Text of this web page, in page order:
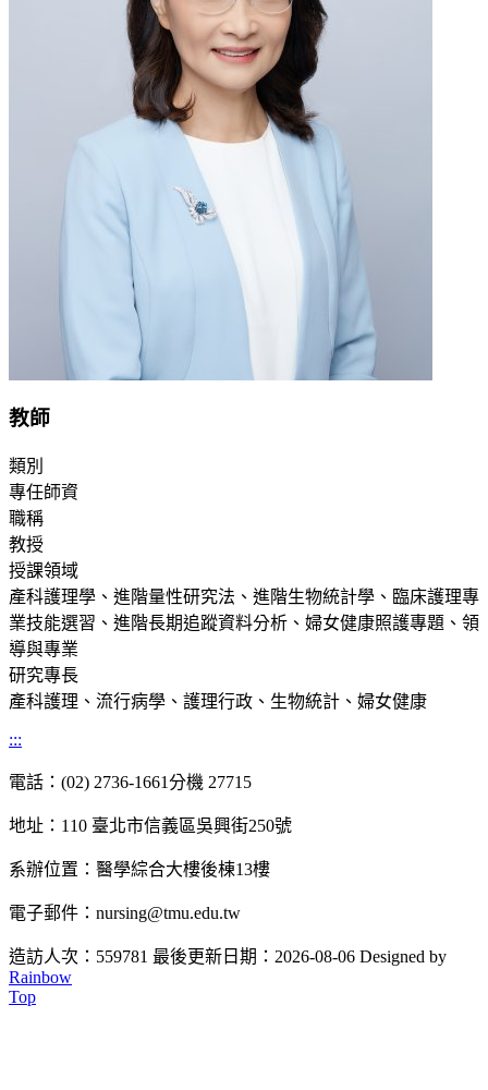
教師
類別
專任師資
職稱
教授
授課領域
產科護理學、進階量性研究法、進階生物統計學、臨床護理專
業技能選習、進階長期追蹤資料分析、婦女健康照護專題、領
導與專業
研究專長
產科護理、流行病學、護理行政、生物統計、婦女健康
:::
電話：(02) 2736-1661分機 27715
地址：110 臺北市信義區吳興街250號
系辦位置：醫學綜合大樓後棟13樓
電子郵件：nursing@tmu.edu.tw
造訪人次：559781 最後更新日期：2026-08-06 Designed by
Rainbow
Top